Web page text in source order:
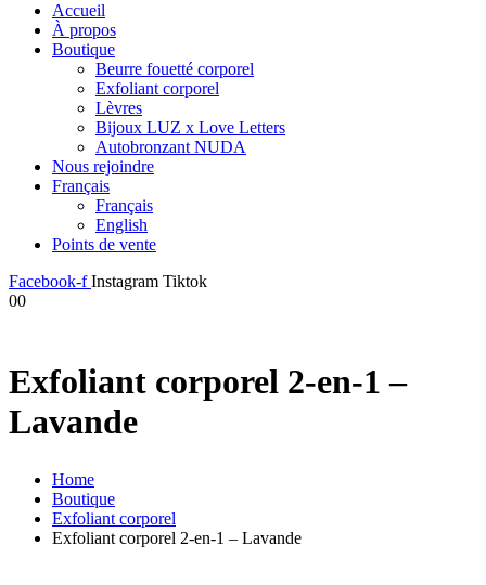
Accueil
À propos
Boutique
Beurre fouetté corporel
Exfoliant corporel
Lèvres
Bijoux LUZ x Love Letters
Autobronzant NUDA
Nous rejoindre
Français
Français
English
Points de vente
Facebook-f Instagram Tiktok
00
Exfoliant corporel 2-en-1 –
Lavande
Home
Boutique
Exfoliant corporel
Exfoliant corporel 2-en-1 – Lavande